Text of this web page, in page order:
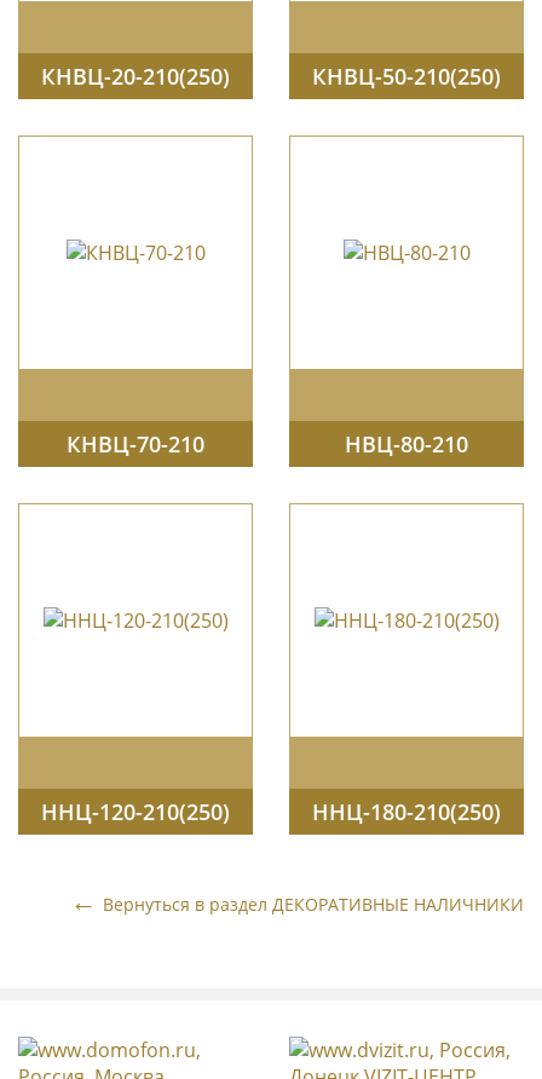
КНВЦ-20-210(250) КНВЦ-50-210(250)
КНВЦ-70-210 НВЦ-80-210
ННЦ-120-210(250) ННЦ-180-210(250)
Вернуться в раздел ДЕКОРАТИВНЫЕ НАЛИЧНИКИ
БЛОКИ СЕРИИ 500 PERIMETER